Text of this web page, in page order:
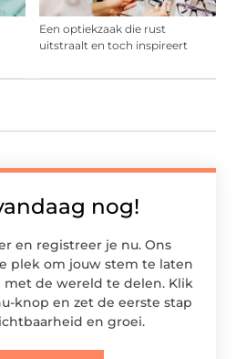
Een optiekzaak die rust
uitstraalt en toch inspireert
nog!
en registreer je nu. Ons
plek om jouw stem te laten
de wereld te delen. Klik
knop en zet de eerste stap
en groei.